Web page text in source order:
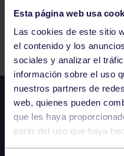
Esta página web usa
Las cookies de este sitio
el contenido y los
sociales y analizar el
información sobre el uso
nuestros partners de
web, quienes pueden
que les haya
partir del uso que haya
Actividades
Comparte